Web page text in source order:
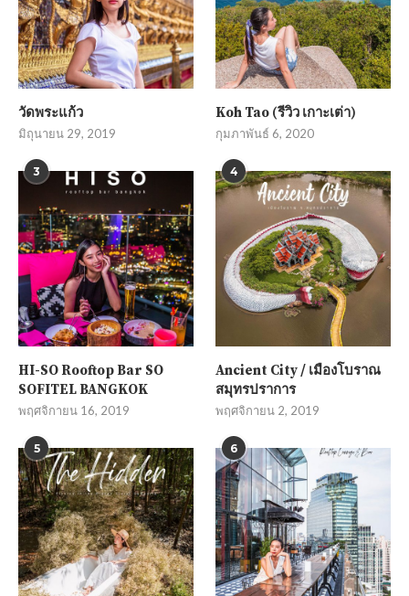
วัดพระแก้ว
มิถุนายน 29, 2019
Koh Tao (รีวิว เกาะเต่า)
กุมภาพันธ์ 6, 2020
3
HI-SO Rooftop Bar SO
SOFITEL BANGKOK
พฤศจิกายน 16, 2019
4
Ancient City / เมืองโบราณ
สมุทรปราการ
พฤศจิกายน 2, 2019
5 6